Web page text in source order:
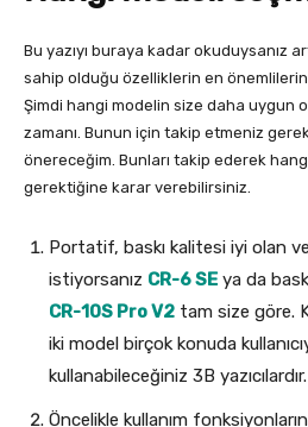
Bu yazıyı buraya kadar okuduysanız
sahip olduğu özelliklerin en
Şimdi hangi modelin size daha uygun
zamanı. Bunun için takip etmeniz
önereceğim. Bunları takip ederek
gerektiğine karar verebilirsiniz.
Portatif, baskı kalitesi iyi olan
istiyorsanız CR-6 SEya da
CR-10S Pro V2 tam size göre.
iki model birçok konuda
kullanabileceğiniz 3B yazıcılardır.
Öncelikle kullanım